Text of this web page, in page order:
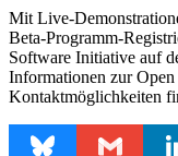
Mit Live-
Beta-Programm-
Software Initiative auf
Informationen zur
Kontaktmöglichkeiten
Bluesky Gmail